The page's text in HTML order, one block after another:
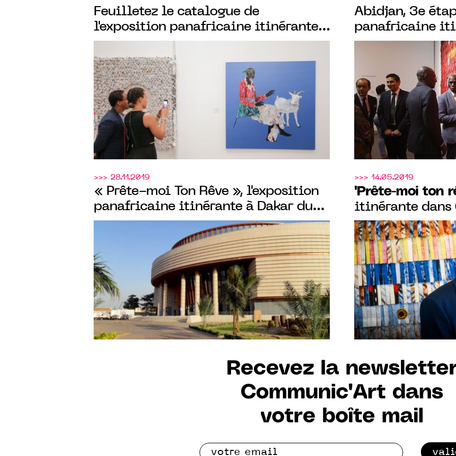
Feuilletez le catalogue de
l'exposition panafricaine itinérante "
Prête-moi ton rêve ", actuellement à
Abidjan
Abidjan, 3e
panafricaine
Ton Rêve »
>>> 28.11.2019
« Prête-moi Ton Rêve », l'exposition
panafricaine itinérante à Dakar du
6/12/19 au 28/01/20
>>> 14.05.2019
"Prête-moi ton
itinérante dans
lancée le 18
Recevez la
Communic'Art dans
votre boîte mail